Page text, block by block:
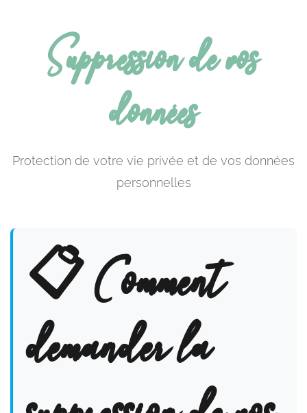
Suppression de vos
données
Protection de votre vie privée et de vos données
personnelles
📋 Comment
demander la